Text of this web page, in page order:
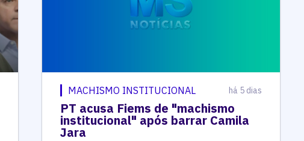
MACHISMO INSTITUCIONAL há 5 dias
PT acusa Fiems de "machismo
institucional" após barrar Camila
Jara